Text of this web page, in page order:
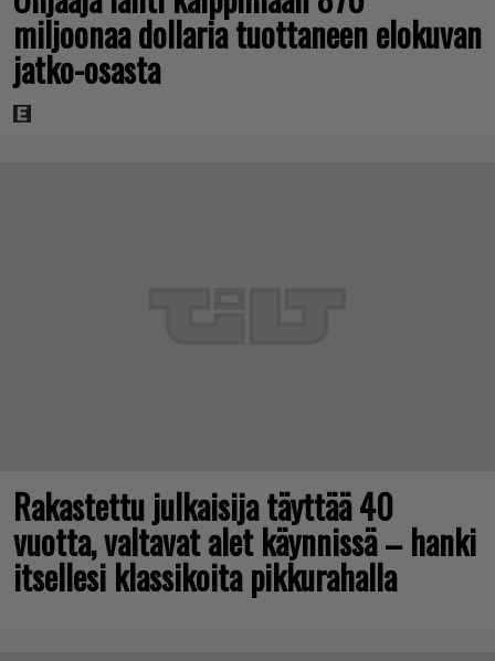
miljoonaa dollaria tuottaneen elokuvan
jatko-osasta
Rakastettu julkaisija täyttää 40
vuotta, valtavat alet käynnissä – hanki
itsellesi klassikoita pikkurahalla